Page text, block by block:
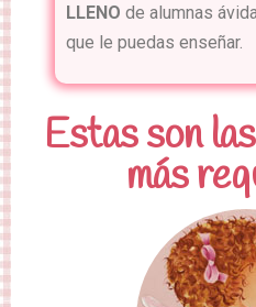
LLENO de alumnas
que le puedas enseñar.
Estas son
más